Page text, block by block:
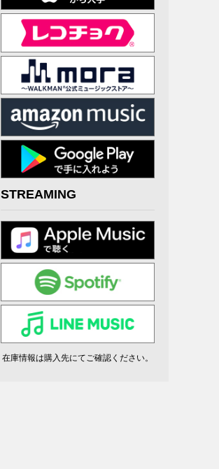
STREAMING
在庫情報は購入先にてご確認ください。